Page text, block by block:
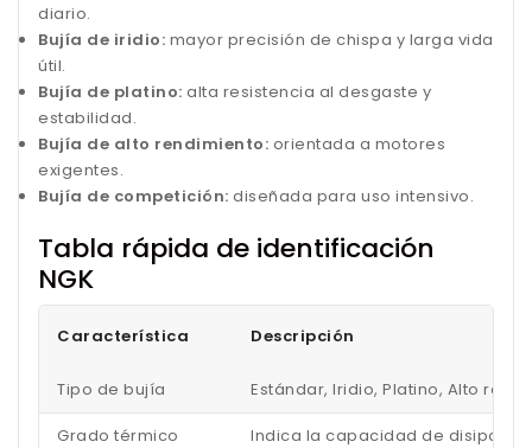
diario.
Bujía de iridio: mayor precisión de chispa y larga vida
útil.
Bujía de platino: alta resistencia al desgaste y
estabilidad.
Bujía de alto rendimiento: orientada a motores
exigentes.
Bujía de competición: diseñada para uso intensivo.
Tabla rápida de identificación
NGK
Característica Descripción
Tipo de bujía Estándar, Iridio, Platino, Alto
Grado térmico Indica la capacidad de disipar